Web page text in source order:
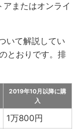
またはオンライ
いて解説してい
とおりです。排
2019年10月以降に購
入
1万800円